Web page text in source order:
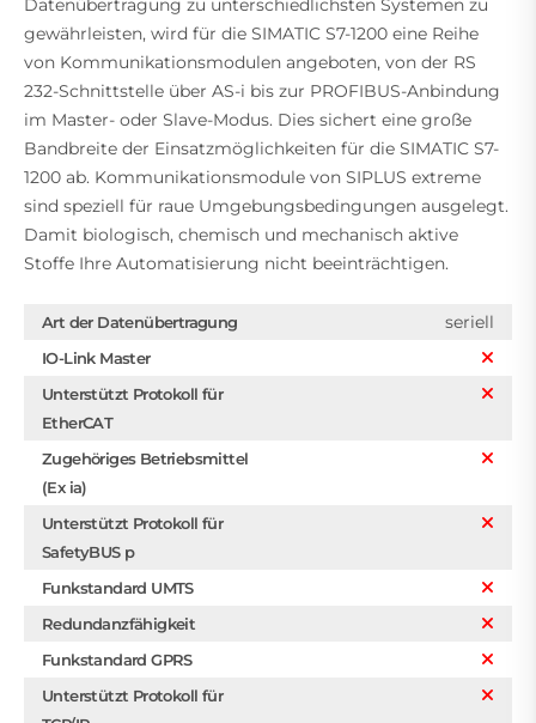
Datenübertragung zu unterschiedlichsten Systemen zu
gewährleisten, wird für die SIMATIC S7-1200 eine Reihe
von Kommunikationsmodulen angeboten, von der RS
232-Schnittstelle über AS-i bis zur PROFIBUS-Anbindung
im Master- oder Slave-Modus. Dies sichert eine große
Bandbreite der Einsatzmöglichkeiten für die SIMATIC S7-
1200 ab. Kommunikationsmodule von SIPLUS extreme
sind speziell für raue Umgebungsbedingungen ausgelegt.
Damit biologisch, chemisch und mechanisch aktive
Stoffe Ihre Automatisierung nicht beeinträchtigen.
Art der Datenübertragung seriell
IO-Link Master
Unterstützt Protokoll für
EtherCAT
Zugehöriges Betriebsmittel
(Ex ia)
Unterstützt Protokoll für
SafetyBUS p
Funkstandard UMTS
Redundanzfähigkeit
Funkstandard GPRS
Unterstützt Protokoll für